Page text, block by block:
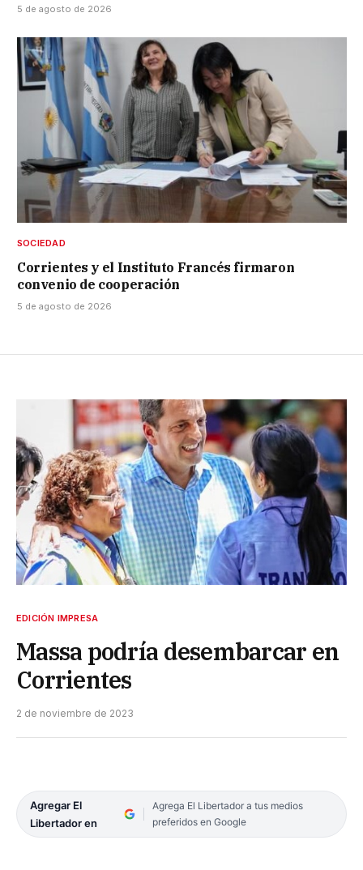
5 de agosto de 2026
SOCIEDAD
Corrientes y el Instituto Francés firmaron
convenio de cooperación
5 de agosto de 2026
EDICIÓN IMPRESA
Massa podría desembarcar en
Corrientes
2 de noviembre de 2023
Agregar El
Libertador en
Agrega El Libertador a tus medios
preferidos en Google